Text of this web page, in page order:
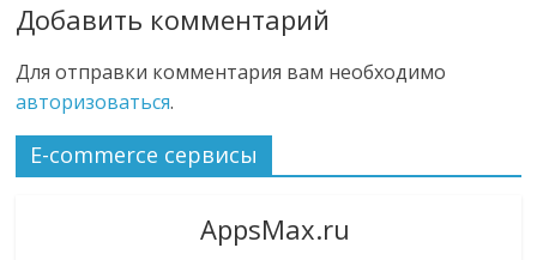
Добавить комментарий
Для отправки комментария вам необходимо
авторизоваться.
E-commerce сервисы
AppsMax.ru